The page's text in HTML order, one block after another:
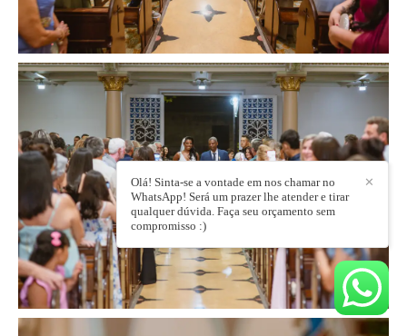
✕
Olá! Sinta-se a vontade em nos chamar no
WhatsApp! Será um prazer lhe atender e tirar
qualquer dúvida. Faça seu orçamento sem
compromisso :)